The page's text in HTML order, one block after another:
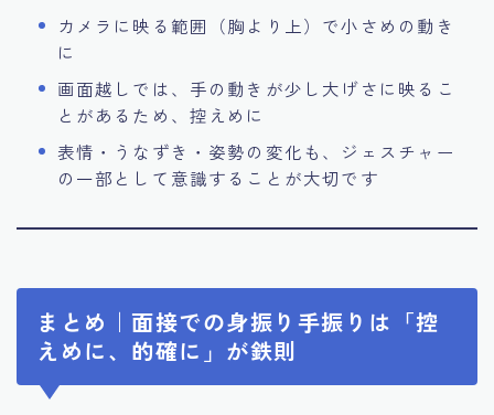
カメラに映る範囲（胸より上）で小さめの動き
に
画面越しでは、手の動きが少し大げさに映るこ
とがあるため、控えめに
表情・うなずき・姿勢の変化も、ジェスチャー
の一部として意識することが大切です
まとめ｜面接での身振り手振りは「控
えめに、的確に」が鉄則